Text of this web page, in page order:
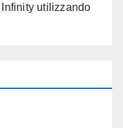
utilizzando